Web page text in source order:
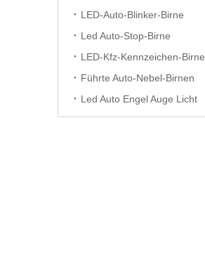
LED-Auto-Blinker-Birne
Led Auto-Stop-Birne
LED-Kfz-Kennzeichen-Birne
Führte Auto-Nebel-Birnen
Led Auto Engel Auge Licht